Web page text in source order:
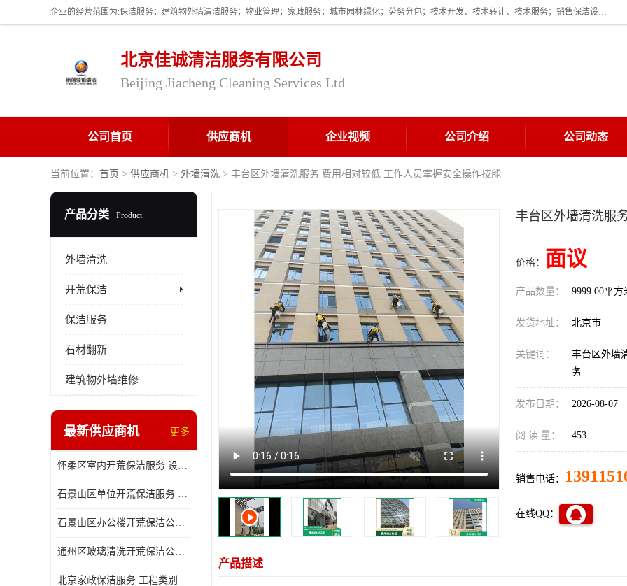
企业的经营范围为:保洁服务；建筑物外墙清洁服务；物业管理；家政服务；城市园林绿化；劳务分包；技术开发、技术转让、技术服务；销售保洁设备、卫生用品、化工产品（不含危险化学品及一类易制毒化学品）、日用品、办公设备、建筑材料、装饰材料；图文设计；清洁服务（不含餐具消毒）；中央空调维修；工程设计；施工总承包；专业承包。
北京佳诚清洁服务有限公司
Beijing Jiacheng Cleaning Services Ltd
公司首页 供应商机 企业视频 公司介绍 公司动态
当前位置： 首页 > 供应商机 > 外墙清洗 > 丰台区外墙清洗服务 费用相对较低 工作人员掌握安全操作技能
产品分类 Product
外墙清洗
开荒保洁
保洁服务
石材翻新
建筑物外墙维修
最新供应商机 更多
怀柔区室内开荒保洁服务 设备多样 减轻日后打理工作
石景山区单位开荒保洁服务 省心省力 便于人员尽快入住
石景山区办公楼开荒保洁公司 设备多样 清洁知识全面
通州区玻璃清洗开荒保洁公司电话 省心省力 有效消除隐患
北京家政保洁服务 工程类别多 有效消除隐患
丰台区外墙清洗服
价格： 面议
产品数量： 9999.00平方
发货地址： 北京市
关键词：
丰台区外墙
务
发布日期： 2026-08-07
阅 读 量： 453
销售电话：
在线QQ：
产品描述